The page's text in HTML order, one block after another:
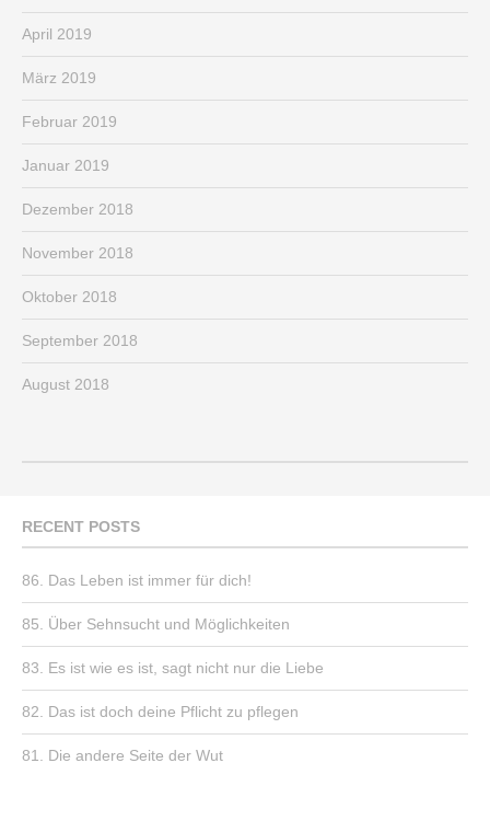
April 2019
März 2019
Februar 2019
Januar 2019
Dezember 2018
November 2018
Oktober 2018
September 2018
August 2018
RECENT POSTS
86. Das Leben ist immer für dich!
85. Über Sehnsucht und Möglichkeiten
83. Es ist wie es ist, sagt nicht nur die Liebe
82. Das ist doch deine Pflicht zu pflegen
81. Die andere Seite der Wut